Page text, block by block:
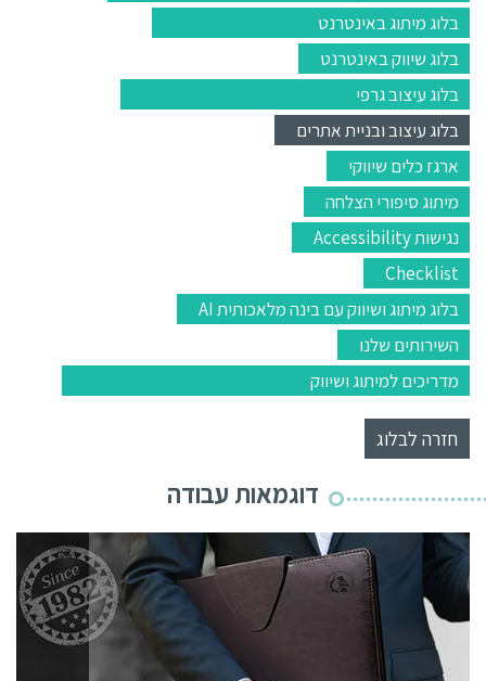
בלוג מיתוג באינטרנט
בלוג שיווק באינטרנט
בלוג עיצוב גרפי
בלוג עיצוב ובניית אתרים
ארגז כלים שיווקי
מיתוג סיפורי הצלחה
נגישות Accessibility
Checklist
בלוג מיתוג ושיווק עם בינה מלאכותית AI
השירותים שלנו
מדריכים למיתוג ושיווק
חזרה לבלוג
דוגמאות עבודה